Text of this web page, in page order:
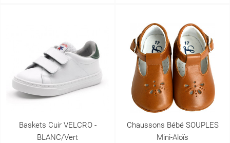
Baskets Cuir VELCRO -
BLANC/vert
Chaussons Bébé SOUPLES
Mini-Aloïs